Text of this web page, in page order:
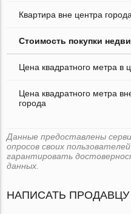
Квартира вне центра
Стоимость покупки
Цена квадратного метра в
Цена квадратного метра
города
Данные предоставлены
опросов своих
гарантировать
данных.
НАПИСАТЬ ПРОДАВЦУ